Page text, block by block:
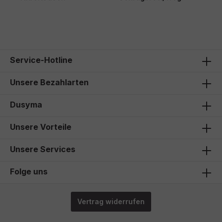
Service-Hotline
Unsere Bezahlarten
Dusyma
Unsere Vorteile
Unsere Services
Folge uns
Vertrag widerrufen